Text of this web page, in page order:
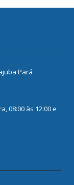
Pará
08:00 às 12:00 e